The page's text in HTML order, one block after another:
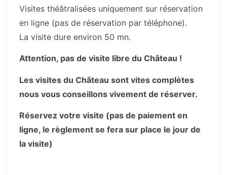
Visites théâtralisées uniquement sur réservation
en ligne (pas de réservation par téléphone).
La visite dure environ 50 mn.
Attention, pas de visite libre du Château !
Les visites du Château sont vites complètes
nous vous conseillons vivement de réserver.
Réservez votre visite (pas de paiement en
ligne, le règlement se fera sur place le jour de
la visite)